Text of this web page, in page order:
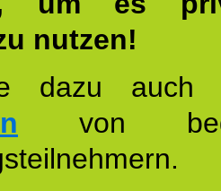
nutzen!
dazu
von